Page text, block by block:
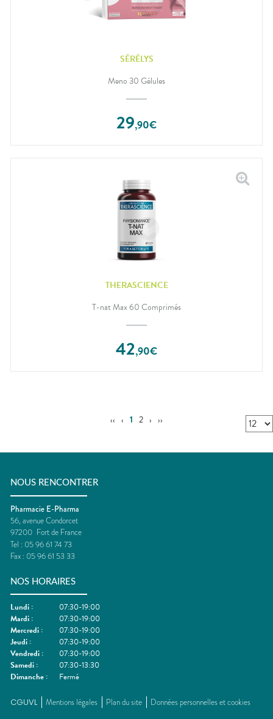
SÉRÉLYS
Meno 30 Gélules
29,90€
THERASCIENCE
T-nat Max 60 Comprimés
42,90€
‹‹ ‹ 1 2 › ››
NOUS RENCONTRER
Pharmacie E-Pharma
56, avenue Condorcet
97200 Fort de France
Tel : 05 96 61 74 73
Fax : 05 96 61 53 33
NOS HORAIRES
Lundi :
07:30-19:00
Mardi :
07:30-19:00
Mercredi :
07:30-19:00
Jeudi :
07:30-19:00
Vendredi :
07:30-19:00
Samedi :
07:30-13:30
Dimanche : Fermé
CGUVL Mentions légales Plan du site Données personnelles et cookies